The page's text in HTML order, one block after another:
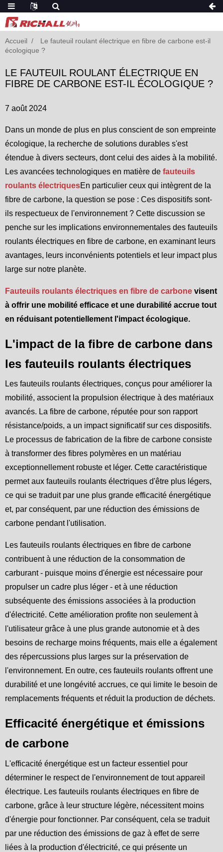
Accueil
Le fauteuil roulant électrique en fibre de carbone est-il
écologique ?
LE FAUTEUIL ROULANT ÉLECTRIQUE EN
FIBRE DE CARBONE EST-IL ÉCOLOGIQUE ?
7 août 2024
Dans un monde de plus en plus conscient de son empreinte
écologique, la recherche de solutions durables s'est
étendue à divers secteurs, dont celui des aides à la mobilité.
Les avancées technologiques en matière de fauteuils
roulants électriquesEn particulier ceux qui intègrent de la
fibre de carbone, la question se pose : Ces dispositifs sont-
ils respectueux de l'environnement ? Cette discussion se
penche sur les implications environnementales des fauteuils
roulants électriques en fibre de carbone, en examinant leurs
avantages, leurs inconvénients potentiels et leur impact plus
large sur notre planète.
Fauteuils roulants électriques en fibre de carbone visent
à offrir une mobilité efficace et une durabilité accrue tout
en réduisant potentiellement l'impact écologique.
L'impact de la fibre de carbone dans
les fauteuils roulants électriques
Les fauteuils roulants électriques, conçus pour améliorer la
mobilité, associent la propulsion électrique à des matériaux
avancés. La fibre de carbone, réputée pour son rapport
résistance/poids, a un impact significatif sur ces dispositifs.
Le processus de fabrication de la fibre de carbone consiste
à transformer des fibres polymères en un matériau
exceptionnellement robuste et léger. Cette caractéristique
permet aux fauteuils roulants électriques d'être plus légers,
ce qui se traduit par une plus grande efficacité énergétique
et, par conséquent, par une réduction des émissions de
carbone pendant l'utilisation.
Les fauteuils roulants électriques en fibre de carbone
contribuent à une réduction de la consommation de
carburant - puisque moins d'énergie est nécessaire pour
propulser un cadre plus léger - et à une réduction
subséquente des émissions associées à la production
d'électricité. Cette amélioration profite non seulement à
l'utilisateur grâce à une plus grande autonomie et à des
besoins de recharge moins fréquents, mais elle a également
des répercussions plus larges sur la préservation de
l'environnement. En outre, ces fauteuils roulants offrent une
durabilité et une longévité accrues, ce qui limite le besoin de
remplacements fréquents et réduit la production de déchets.
Efficacité énergétique et émissions
de carbone
L'efficacité énergétique est un facteur essentiel pour
déterminer le respect de l'environnement de tout appareil
électrique. Les fauteuils roulants électriques en fibre de
carbone, grâce à leur structure légère, nécessitent moins
d'énergie pour fonctionner. Par conséquent, cela se traduit
par une réduction des émissions de gaz à effet de serre
liées à la production d'électricité, ce qui présente un